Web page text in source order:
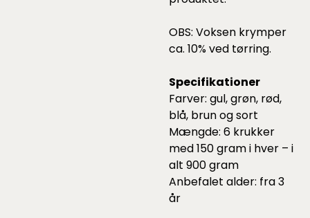
OBS: Voksen krymper
ca. 10% ved tørring.
Specifikationer
Farver: gul, grøn, rød,
blå, brun og sort
Mængde: 6 krukker
med 150 gram i hver – i
alt 900 gram
Anbefalet alder: fra 3
år